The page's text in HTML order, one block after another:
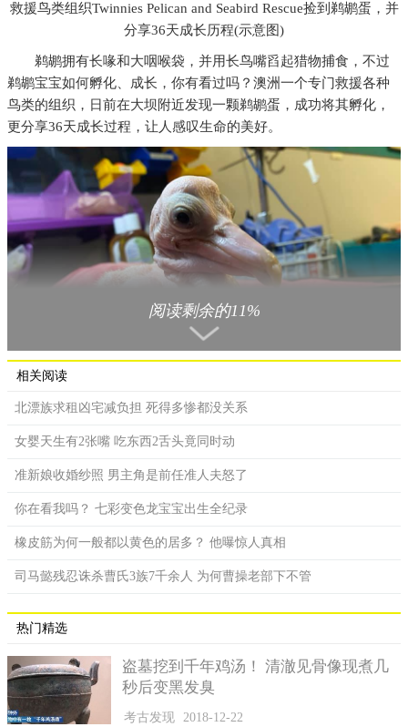
救援鸟类组织Twinnies Pelican and Seabird Rescue捡到鹈鹕蛋，并
分享36天成长历程(示意图)
鹈鹕拥有长喙和大咽喉袋，并用长鸟嘴舀起猎物捕食，不过
鹈鹕宝宝如何孵化、成长，你有看过吗？澳洲一个专门救援各种
鸟类的组织，日前在大坝附近发现一颗鹈鹕蛋，成功将其孵化，
更分享36天成长过程，让人感叹生命的美好。
在阳光海岸大坝附近，发现了一颗被遗弃在水边的蛋，外壳非常
冰冷，老实说，我们不想养鹈鹕，这是一项挑战，最终仍选择带
为罗伯(Rob)。
罗伯破蛋而出时，全身呈现粉色，身体非常柔软像一团黏
罗伯放在另一只雏鸟的鹈鹕窝中，但3天后却发现异状，罗伯似乎
死掉，我们已看过许多类似状况，最终改由人工饲养照料，而事
隔36天后，罗伯也顺利茁壮、长出羽毛。
阅读剩余的11%
相关阅读
北漂族求租凶宅减负担 死得多惨都没关系
女婴天生有2张嘴 吃东西2舌头竟同时动
准新娘收婚纱照 男主角是前任准人夫怒了
你在看我吗？ 七彩变色龙宝宝出生全纪录
橡皮筋为何一般都以黄色的居多？ 他曝惊人真相
司马懿残忍诛杀曹氏3族7千余人 为何曹操老部下不管
热门精选
盗墓挖到千年鸡汤！ 清澈见骨像现煮几
秒后变黑发臭
考古发现 2018-12-22